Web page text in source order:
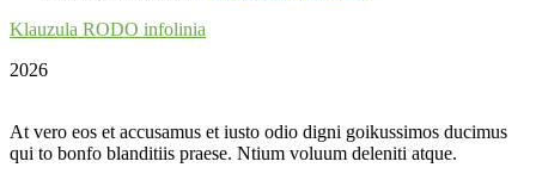
Klauzula RODO infolinia
2026
At vero eos et accusamus et iusto odio digni goikussimos ducimus
qui to bonfo blanditiis praese. Ntium voluum deleniti atque.